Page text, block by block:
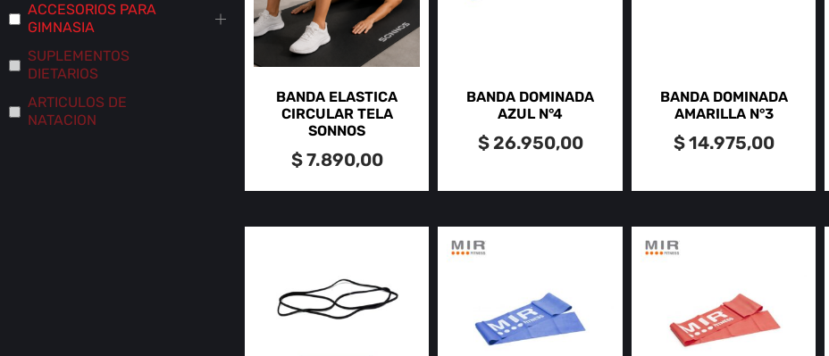
ACCESORIOS PARA
GIMNASIA
SUPLEMENTOS
DIETARIOS
ARTICULOS DE
NATACION
BANDA ELASTICA
CIRCULAR TELA
SONNOS
$7.890,00
BANDA DOMINADA
AZUL N°4
$26.950,00
BANDA DOMINADA
AMARILLA N°3
$14.975,00